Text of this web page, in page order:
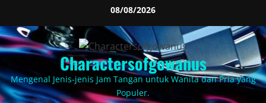
to
content
08/08/2026
Charactersofgowanus
Mengenal Jenis-jenis Jam Tangan untuk Wanita dan Pria yang
Populer.